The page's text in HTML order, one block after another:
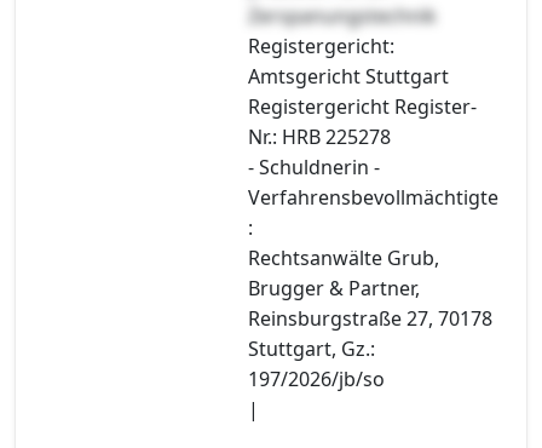
Zerspanungstechnik
Registergericht:
Amtsgericht Stuttgart
Registergericht Register-
Nr.: HRB 225278
- Schuldnerin -
Verfahrensbevollmächtigte
:
Rechtsanwälte Grub,
Brugger & Partner,
Reinsburgstraße 27, 70178
Stuttgart, Gz.:
197/2026/jb/so
|